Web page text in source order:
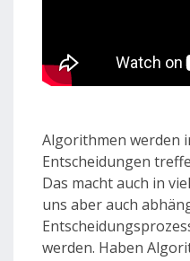
Algorithmen werden
Entscheidungen
Das macht auch in
uns aber auch
werden. Haben